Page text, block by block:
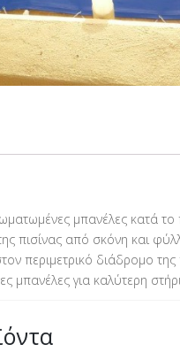
μπανέλες κατά το
πισίνας από σκόνη και
περιμετρικό διάδρομο της
μπανέλες για καλύτερη